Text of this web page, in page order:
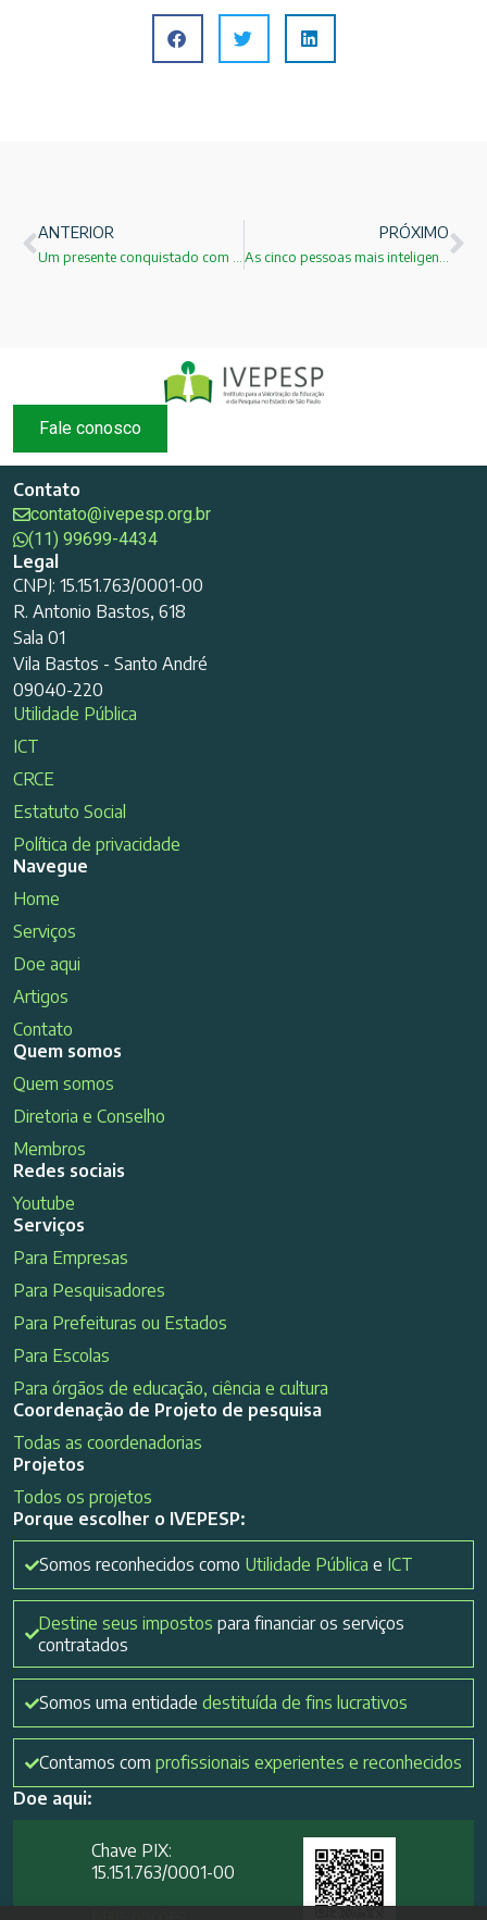
ANTERIOR PRÓXIMO
Fale conosco
Contato
contato@ivepesp.org.br
(11) 99699-4434
Legal
CNPJ: 15.151.763/0001-00
R. Antonio Bastos, 618
Sala 01
Vila Bastos - Santo André
09040-220
Utilidade Pública
ICT
CRCE
Estatuto Social
Política de privacidade
Navegue
Home
Serviços
Doe aqui
Artigos
Contato
Quem somos
Quem somos
Diretoria e Conselho
Membros
Redes sociais
Youtube
Serviços
Para Empresas
Para Pesquisadores
Para Prefeituras ou Estados
Para Escolas
Para órgãos de educação, ciência e cultura
Coordenação de Projeto de pesquisa
Todas as coordenadorias
Projetos
Todos os projetos
Porque escolher o IVEPESP:
Somos reconhecidos como Utilidade Pública e ICT
Destine seus impostos para financiar os serviços
contratados
Somos uma entidade destituída de fins lucrativos
Contamos com profissionais experientes e reconhecidos
Doe aqui:
Chave PIX:
15.151.763/0001-00​